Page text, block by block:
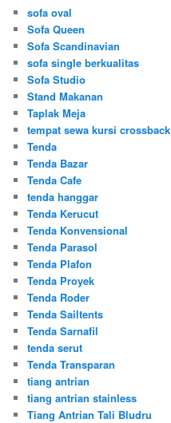
sofa oval
Sofa Queen
Sofa Scandinavian
sofa single berkualitas
Sofa Studio
Stand Makanan
Taplak Meja
tempat sewa kursi crossback
Tenda
Tenda Bazar
Tenda Cafe
tenda hanggar
Tenda Kerucut
Tenda Konvensional
Tenda Parasol
Tenda Plafon
Tenda Proyek
Tenda Roder
Tenda Sailtents
Tenda Sarnafil
tenda serut
Tenda Transparan
tiang antrian
tiang antrian stainless
Tiang Antrian Tali Bludru